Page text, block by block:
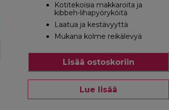
Kotitekoisia makkaroita ja
kibbeh-lihapyöryköitä
Laatua ja kestävyyttä
Mukana kolme reikälevyä
Lisää ostoskoriin
Lue lisää